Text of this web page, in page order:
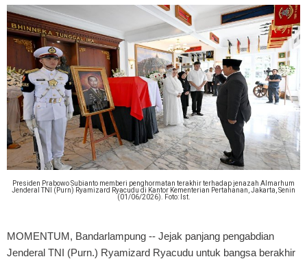
Presiden Prabowo Subianto memberi penghormatan terakhir terhadap jenazah Almarhum
Jenderal TNI (Purn) Ryamizard Ryacudu di Kantor Kementerian Pertahanan, Jakarta, Senin
(01/06/2026). Foto: Ist.
MOMENTUM, Bandarlampung -- Jejak panjang pengabdian
Jenderal TNI (Purn.) Ryamizard Ryacudu untuk bangsa berakhir